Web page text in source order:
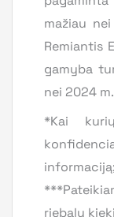
mažiau
Remiantis
gamyba
nei 2024 m.
*Kai
riebalų